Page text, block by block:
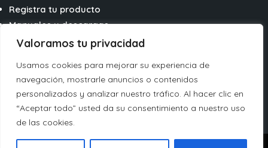
Valoramos tu privacidad
Usamos cookies para mejorar su experiencia de
navegación, mostrarle anuncios o contenidos
personalizados y analizar nuestro tráfico. Al hacer clic en
“Aceptar todo” usted da su consentimiento a nuestro uso
de las cookies.
Registra tu producto
Manuales y descargas
Seguir
Seguir
Seguir
Italiano